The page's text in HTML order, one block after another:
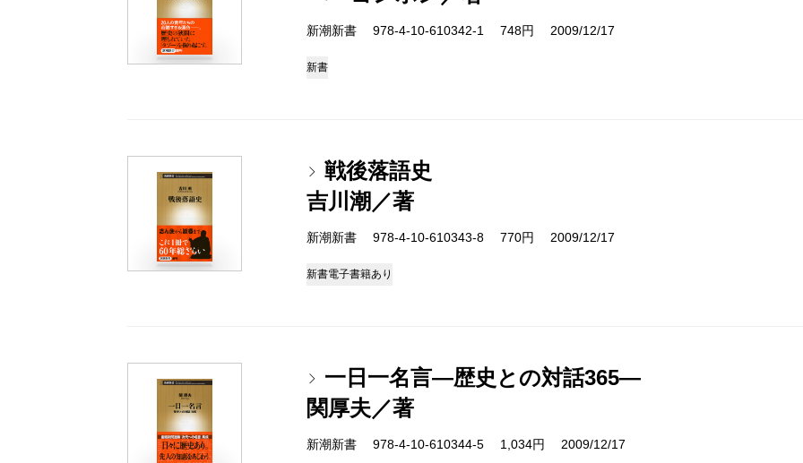
新潮新書 978-4-10-610342-1 748円 2009/12/17
新書
戦後落語史
吉川潮／著
新潮新書 978-4-10-610343-8 770円 2009/12/17
新書電子書籍あり
一日一名言―歴史との対話365―
関厚夫／著
新潮新書 978-4-10-610344-5 1,034円 2009/12/17